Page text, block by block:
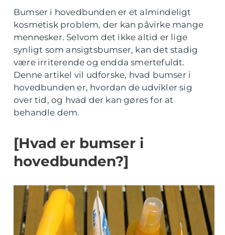
Bumser i hovedbunden er et almindeligt
kosmetisk problem, der kan påvirke mange
mennesker. Selvom det ikke altid er lige
synligt som ansigtsbumser, kan det stadig
være irriterende og endda smertefuldt.
Denne artikel vil udforske, hvad bumser i
hovedbunden er, hvordan de udvikler sig
over tid, og hvad der kan gøres for at
behandle dem.
[Hvad er bumser i
hovedbunden?]